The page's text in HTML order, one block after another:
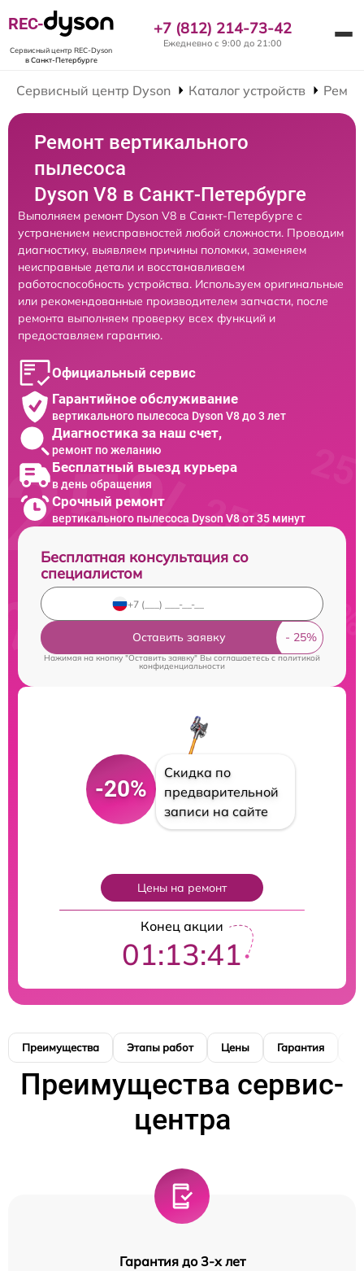
REC-
Сервисный центр REC-Dyson
в Санкт-Петербурге
+7 (812) 214-73-42
Ежедневно с 9:00 до 21:00
Сервисный центр Dyson Каталог устройств
Ремонт вертикального
пылесоса
Dyson V8 в Санкт-Петербурге
Выполняем ремонт Dyson V8 в Санкт-Петербурге с
устранением неисправностей любой сложности. Проводим
диагностику, выявляем причины поломки, заменяем
неисправные детали и восстанавливаем
работоспособность устройства. Используем оригинальные
или рекомендованные производителем запчасти, после
ремонта выполняем проверку всех функций и
предоставляем гарантию.
Официальный сервис
Гарантийное обслуживание
вертикального пылесоса Dyson V8 до 3 лет
Диагностика за наш счет,
ремонт по желанию
Бесплатный выезд курьера
в день обращения
Срочный ремонт
вертикального пылесоса Dyson V8 от 35 минут
Бесплатная консультация со
специалистом
Оставить заявку
Нажимая на кнопку "Оставить заявку" Вы соглашаетесь cполитикой
конфиденциальности
-20%
Скидка по
предварительной
записи на сайте
Цены на ремонт
Конец акции
01:13:40
Преимущества Этапы работ Цены Гарантия
Преимущества сервис-
центра
Гарантия до 3-х лет